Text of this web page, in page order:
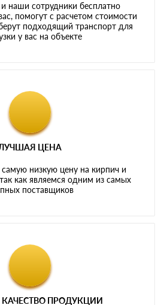
наши сотрудники бесплатно
помогут с расчетом стоимости
подходящий транспорт для
у вас на объекте
ЦЕНА
низкую цену на кирпич и
как являемся одним из самых
поставщиков
ПРОДУКЦИИ